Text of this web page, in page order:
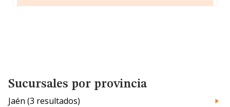
Sucursales por provincia
Jaén (3 resultados)